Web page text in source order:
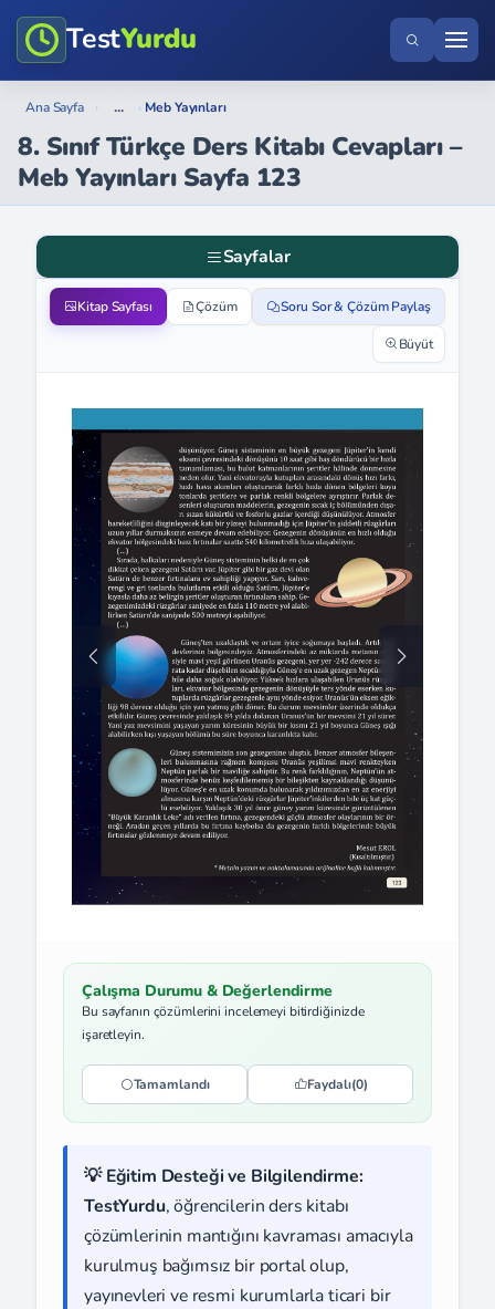
TestYurdu
Ana Sayfa › ... › Meb Yayınları
8. Sınıf Türkçe Ders Kitabı Cevapları –
Meb Yayınları Sayfa 123
Sayfalar
Kitap Sayfası Çözüm Soru Sor & Çözüm Paylaş
Büyüt
Çalışma Durumu & Değerlendirme
Bu sayfanın çözümlerini incelemeyi bitirdiğinizde
işaretleyin.
Tamamlandı Faydalı(0)
💡 Eğitim Desteği ve Bilgilendirme:
TestYurdu, öğrencilerin ders kitabı
çözümlerinin mantığını kavraması amacıyla
kurulmuş bağımsız bir portal olup,
yayınevleri ve resmi kurumlarla ticari bir